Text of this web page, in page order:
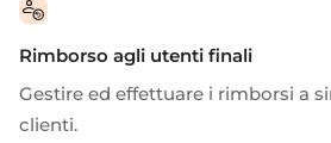
Rimborso agli utenti finali
Gestire ed effettuare i rimborsi a
clienti.